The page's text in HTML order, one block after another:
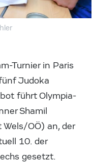
Turnier in Paris
Judoka
führt Olympia-
Shamil
OÖ) an, der
10. der
gesetzt.